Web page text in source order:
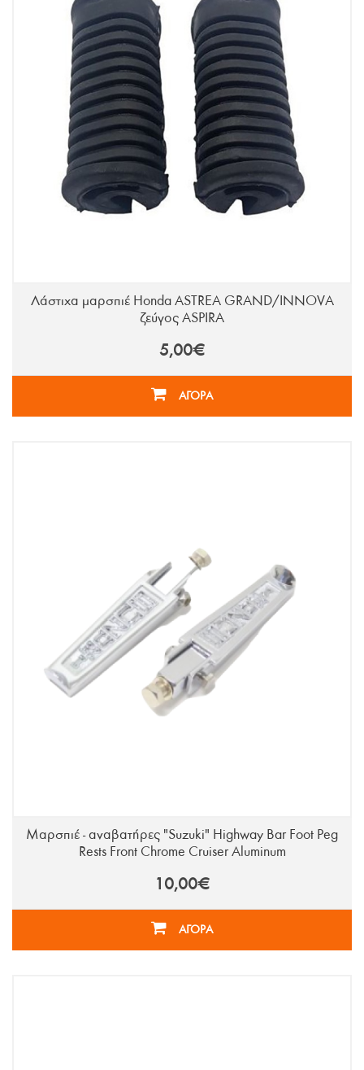
Λάστιχα μαρσπιέ Honda ASTREA GRAND/INNOVA
ζεύγος ASPIRA
5,00€
ΑΓΟΡΑ
Μαρσπιέ - αναβατήρες "Suzuki" Highway Bar Foot Peg
Rests Front Chrome Cruiser Aluminum
10,00€
ΑΓΟΡΑ